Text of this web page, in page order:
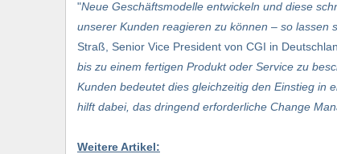
"Neue Geschäftsmodelle entwickeln und diese
unserer Kunden reagieren zu können – so lassen
Straß, Senior Vice President von CGI in
bis zu einem fertigen Produkt oder Service zu
Kunden bedeutet dies gleichzeitig den Einstieg in
hilft dabei, das dringend erforderliche Change
Weitere Artikel: